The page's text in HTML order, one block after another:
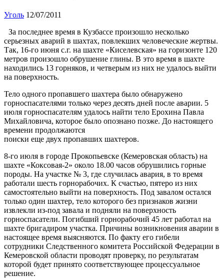
Уголь 12/07/2011
За последнее время в Кузбассе произошло несколько
серьезных аварий в шахтах, повлекших человеческие жертвы.
Так, 16-го июня с.г. на шахте «Киселевская» на горизонте 120
метров произошло обрушение глины. В это время в шахте
находились 13 горняков, и четверым из них не удалось выйти
на поверхность.
Тело одного пропавшего шахтера было обнаружено
горноспасателями только через десять дней после аварии. 5
июля горноспасателям удалось найти тело Ерохина Павла
Михайловича, которое было опознано позже. До настоящего
времени продолжаются
поиски еще двух пропавших шахтеров.
8-го июля в городе Прокопьевске (Кемеровская область) на
шахте «Коксовая-2» около 18.00 часов обрушились горные
породы. На участке № 3, где случилась авария, в то время
работали шесть горнорабочих. К счастью, пятеро из них
самостоятельно выйти на поверхность. Под завалом остался
только один шахтер, тело которого без признаков жизни
извлекли из-под завала и подняли на поверхность
горноспасатели. Погибший горнорабочий 45 лет работал на
шахте бригадиром участка. Причины возникновения аварии в
настоящее время выясняются. По факту его гибели
сотрудники Следственного комитета Российской Федерации в
Кемеровской области проводят проверку, по результатам
которой будет принято соответствующее процессуальное
решение.